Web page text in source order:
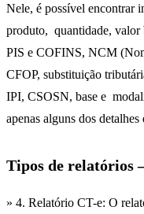
Nele, é possível encontrar
produto, quantidade, valor
PIS e COFINS, NCM
CFOP, substituição
IPI, CSOSN, base e
apenas alguns dos
Tipos de relatórios
» 4. Relatório CT-e: O